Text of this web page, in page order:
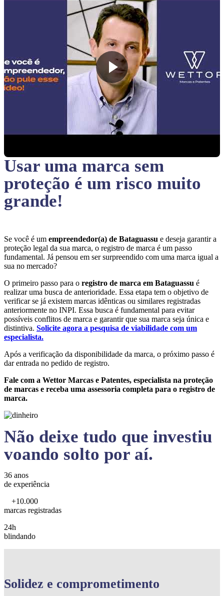
Usar uma marca sem
proteção é um risco muito
grande!
Se você é um empreendedor(a) de Bataguassu e deseja garantir a
proteção legal da sua marca, o registro de marca é um passo
fundamental. Já pensou em ser surpreendido com uma marca igual a
sua no mercado?
O primeiro passo para o registro de marca em Bataguassu é
realizar uma busca de anterioridade. Essa etapa tem o objetivo de
verificar se já existem marcas idênticas ou similares registradas
anteriormente no INPI. Essa busca é fundamental para evitar
possíveis conflitos de marca e garantir que sua marca seja única e
distintiva. Solicite agora a pesquisa de viabilidade com um
especialista.
Após a verificação da disponibilidade da marca, o próximo passo é
dar entrada no pedido de registro.
Fale com a Wettor Marcas e Patentes, especialista na proteção
de marcas e receba uma assessoria completa para o registro de
marca.
Não deixe tudo que investiu
voando solto por aí.
36 anos
de experiência
+10.000
marcas registradas
24h
blindando
Solidez e comprometimento